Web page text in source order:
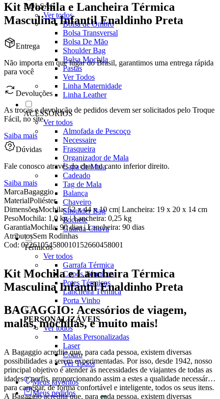
BOLSAS
Ver todos
Bolsa de Ombro
Bolsa Transversal
Bolsa De Mão
Shoulder Bag
Bolsa Mochila
Pastas
Ver Todos
Linha Maternidade
Linha Leather
ACESSÓRIOS
Ver todos
Almofada de Pescoço
Necessaire
Frasqueira
Organizador de Mala
Capa de Mala
Cadeado
Tag de Mala
Balança
Chaveiro
Shoulder Bag
Pochete
Guarda-Chuva
Térmicos
Ver todos
Garrafa Térmica
Copos Térmicos
Potes Térmicos
Lancheira Térmica
Porta Vinho
PERSONALIZÁVEIS
Ver todos
Malas Personalizadas
Laser
Couro
Ver Todos
Meus favoritos
Meus pedidos
Kit Mochila e Lancheira Térmica
Masculina Infantil Enaldinho Preta
Entrega
Não importa em que lugar do Brasil, garantimos uma entrega rápida
para você
Devoluções
As trocas e devolução de pedidos devem ser solicitados pelo Troque
Fácil, no site.
Saiba mais
Dúvidas
Fale conosco através do chat no canto inferior direito.
Saiba mais
MarcaBagaggio
MaterialPoliéster
DimensõesMochila: 52 x 44 x 10 cm| Lancheira: 19 x 20 x 14 cm
PesoMochila: 1,0 kg | Lancheira: 0,25 kg
GarantiaMochila: 90 dias | Lancheira: 90 dias
AtributosSem Rodinhas
Cod: 02261054580010152660458001
Kit Mochila e Lancheira Térmica
Masculina Infantil Enaldinho Preta
BAGAGGIO: Acessórios de viagem,
malas, mochilas, e muito mais!
A Bagaggio acredita que, para cada pessoa, existem diversas
possibilidades a serem experimentadas. Por isso, desde 1942, nosso
principal objetivo é atender às necessidades de viajantes de todas as
idades e perfis, proporcionando assim a estes a qualidade necessária
para carregar, de forma confortável e inteligente, todos os seus itens.
A Bagaggio acredita que, para cada pessoa, existem diversas